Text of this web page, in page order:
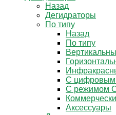
Назад
Дегидраторы
По типу
Назад
По типу
С цифровым
С режимом
Аксессуары